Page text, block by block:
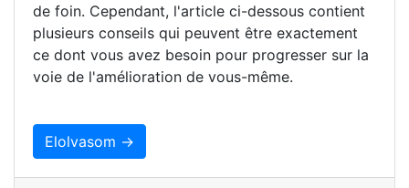
de foin. Cependant, l'article ci-dessous contient
plusieurs conseils qui peuvent être exactement
ce dont vous avez besoin pour progresser sur la
voie de l'amélioration de vous-même.
Elolvasom →